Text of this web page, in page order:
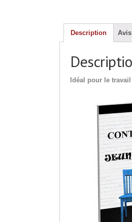
Description
Idéal pour le